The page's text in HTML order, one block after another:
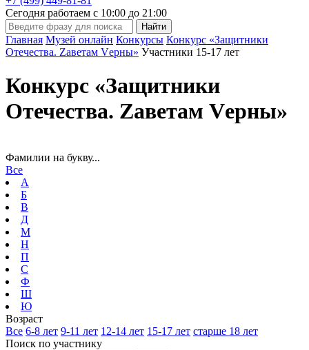
Сегодня работаем с 10:00 до 21:00
Главная Музей онлайн Конкурсы Конкурс «Защитники
Отечества. Zаветам Vерны» Участники 15-17 лет
Конкурс «Защитники
Отечества. Zаветам Vерны»
Фамилии на букву...
Все
А
Б
В
Д
М
Н
П
С
Ф
Ш
Ю
Возраст
Все 6-8 лет 9-11 лет 12-14 лет 15-17 лет старше 18 лет
Поиск по участнику